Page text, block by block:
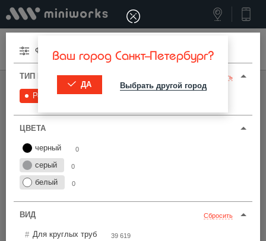
Меню Ваш город Санкт-Петербург?
ДА Выбрать другой город
МИНИВОРКС ПРО /РЕГУЛИРУЕМЫЕ ОПОРЫ /РЕГУЛИРУЕМЫЕ
Фильтры
ТИП И ПАРАМЕТРЫ Сбросить
Регулируемые
ЦВЕТА
черный 0
серый 0
белый 0
ВИД Сбросить
Для круглых труб 39 619